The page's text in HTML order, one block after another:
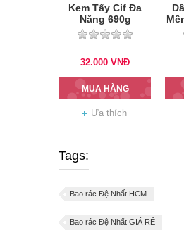
Kem Tẩy Cif Đa
Năng 690g
32.000 VNĐ
MUA HÀNG
Ưa thích
Tags:
Bao rác Đệ Nhất HCM
Bao rác Đệ Nhất GIÁ RẺ